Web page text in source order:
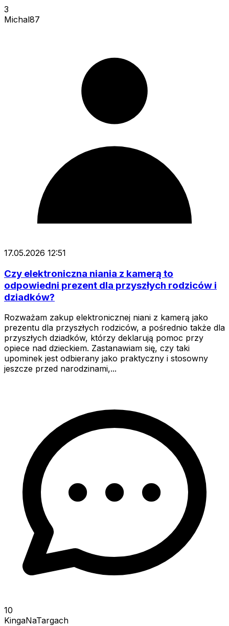
3
Michal87
17.05.2026 12:51
Czy elektroniczna niania z kamerą to
odpowiedni prezent dla przyszłych rodziców i
dziadków?
Rozważam zakup elektronicznej niani z kamerą jako
prezentu dla przyszłych rodziców, a pośrednio także dla
przyszłych dziadków, którzy deklarują pomoc przy
opiece nad dzieckiem. Zastanawiam się, czy taki
upominek jest odbierany jako praktyczny i stosowny
jeszcze przed narodzinami,...
10
KingaNaTargach